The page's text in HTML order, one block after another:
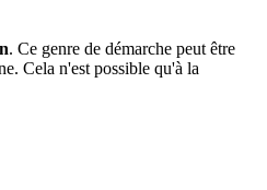
. Ce genre de démarche peut être
Cela n'est possible qu'à la